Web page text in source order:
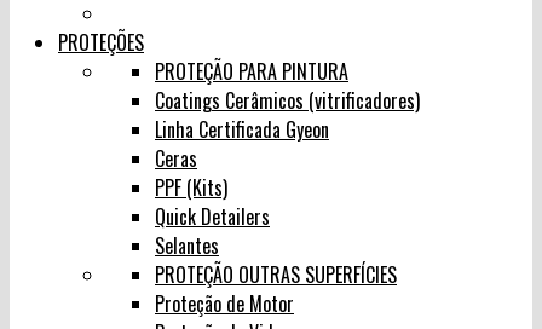
PROTEÇÕES
PROTEÇÃO PARA PINTURA
Coatings Cerâmicos (vitrificadores)
Linha Certificada Gyeon
Ceras
PPF (Kits)
Quick Detailers
Selantes
PROTEÇÃO OUTRAS SUPERFÍCIES
Proteção de Motor